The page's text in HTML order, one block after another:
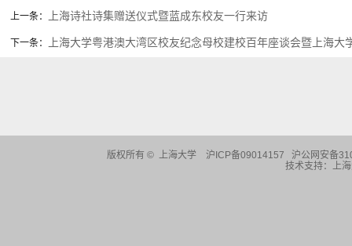
上一条： 上海诗社诗集赠送仪式暨蓝成东校友一行来访
下一条： 上海大学粤港澳大湾区校友纪念母校建校百年座谈会暨上海大
版权所有 © 上海大学
沪ICP备09014157 沪公网安备
技术支持：上